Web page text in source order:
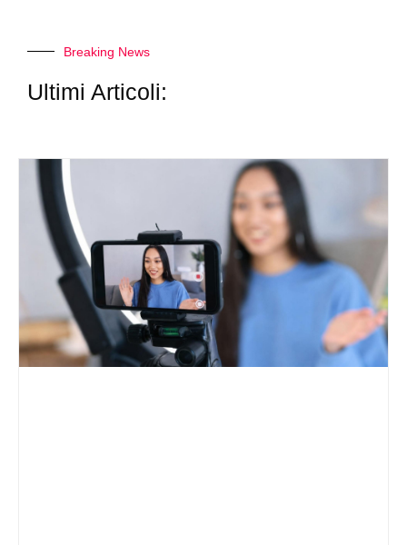
Breaking News
Ultimi Articoli: